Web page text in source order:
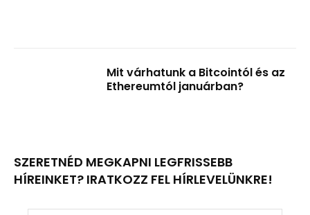
Mit várhatunk a Bitcointól és az
Ethereumtól januárban?
SZERETNÉD MEGKAPNI LEGFRISSEBB
HÍREINKET? IRATKOZZ FEL HÍRLEVELÜNKRE!